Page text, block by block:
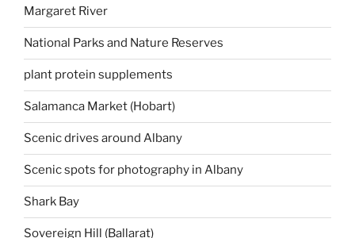
Margaret River
National Parks and Nature Reserves
plant protein supplements
Salamanca Market (Hobart)
Scenic drives around Albany
Scenic spots for photography in Albany
Shark Bay
Sovereign Hill (Ballarat)